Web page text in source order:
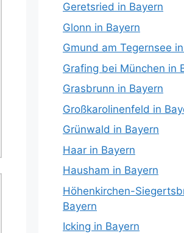
Geretsried in Bayern
Glonn in Bayern
Gmund am Tegernsee
Grafing bei München in
Grasbrunn in Bayern
Großkarolinenfeld in
Grünwald in Bayern
Haar in Bayern
Hausham in Bayern
Höhenkirchen-
Bayern
Icking in Bayern